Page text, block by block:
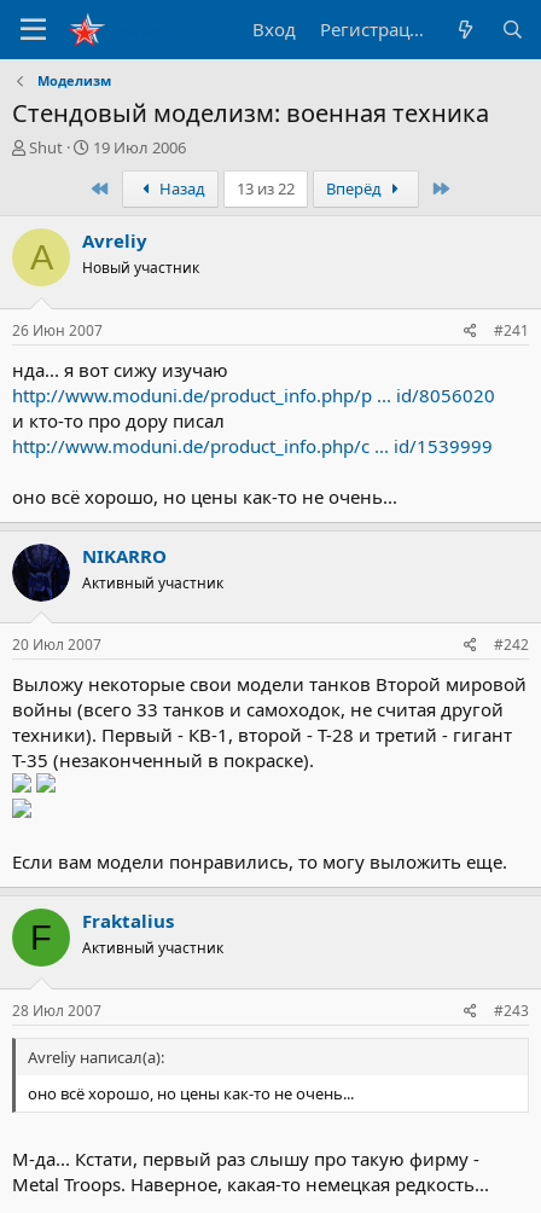
Вход Регистрация
Моделизм
Стендовый моделизм: военная техника
А
р
т
е
м
ы
Shut
Д
т
н
а
ч
л
а
19 Июл 2006
ПервыйНазад 13 из 22 Вперёд
A Avreliy
Новый участник
26 Июн 2007 #241
нда... я вот сижу изучаю
http://www.moduni.de/product_info.php/p ... id/8056020
и кто-то про дору писал
http://www.moduni.de/product_info.php/c ... id/1539999
оно всё хорошо, но цены как-то не очень...
NIKARRO
Активный участник
20 Июл 2007 #242
Выложу некоторые свои модели танков Второй мировой
войны (всего 33 танков и самоходок, не считая другой
техники). Первый - КВ-1, второй - Т-28 и третий - гигант
Т-35 (незаконченный в покраске).
Если вам модели понравились, то могу выложить еще.
F Fraktalius
Активный участник
28 Июл 2007 #243
Avreliy написал(а):
оно всё хорошо, но цены как-то не очень...
М-да... Кстати, первый раз слышу про такую фирму -
Metal Troops. Наверное, какая-то немецкая редкость...